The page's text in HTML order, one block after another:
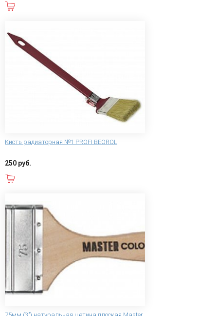
Кисть радиаторная №1 PROFI BEOROL
250 руб.